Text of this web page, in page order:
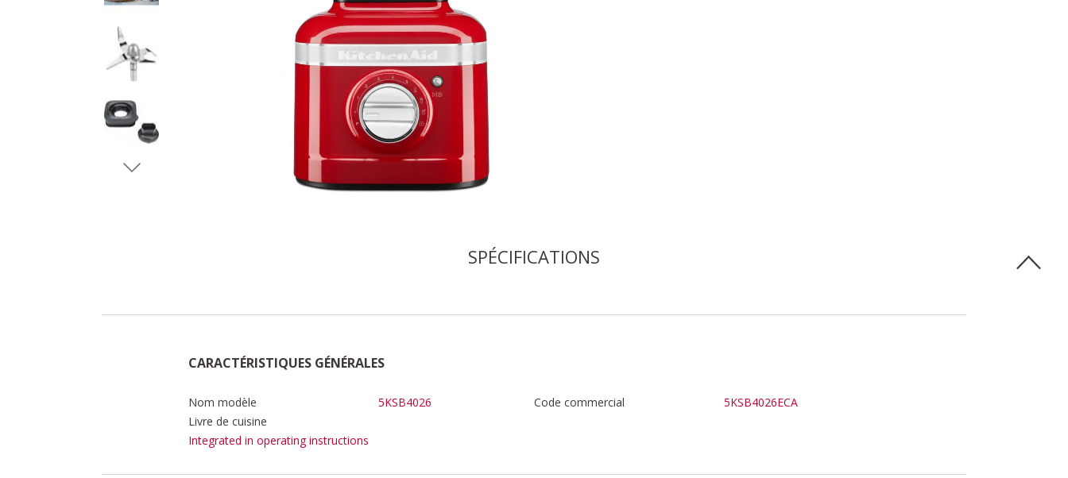
SPÉCIFICATIONS
CARACTÉRISTIQUES GÉNÉRALES
Nom modèle 5KSB4026 Code commercial
5KSB4026ECA
Livre de cuisine
Integrated in operating instructions